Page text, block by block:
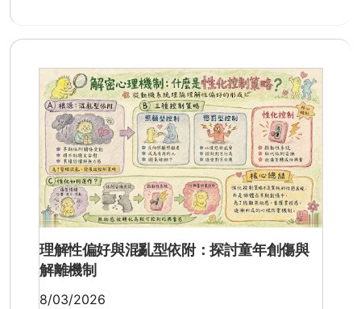
理解性偏好與混亂型依附：探討童年創傷與
解離機制
8/03/2026